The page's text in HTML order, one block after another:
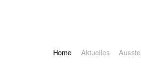
Home Aktuelles